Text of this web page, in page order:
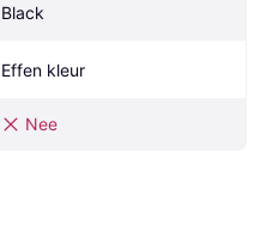
Black
Effen kleur
Nee